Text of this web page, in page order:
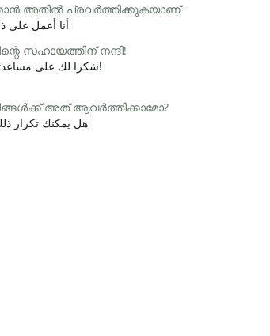
അതിൽ പ്രവർത്തിക്കുകയാണ്
أنا أعمل على
സഹായത്തിന് നന്ദി!
شكرا لك على مساعدتك!
അത് ആവർത്തിക്കാമോ?
هل يمكنك تكرار